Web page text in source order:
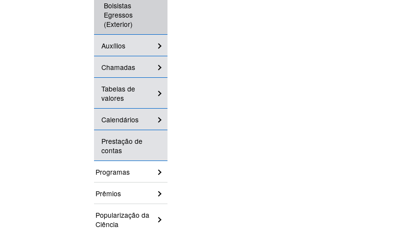
Bolsistas
Egressos
(Exterior)
Auxílios
Chamadas
Tabelas de
valores
Calendários
Prestação de
contas
Programas
Prêmios
Popularização da
Ciência